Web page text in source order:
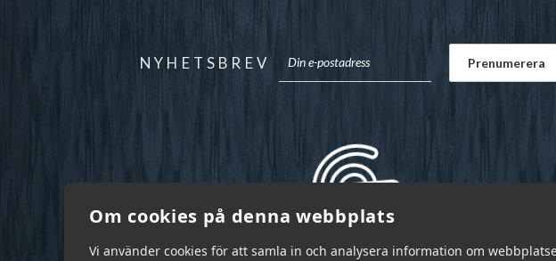
Om cookies på denna webbplats
Vi använder cookies för att samla in och analysera information om
NYHETSBREV